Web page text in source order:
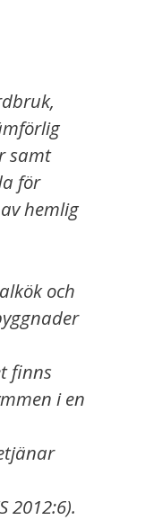
samt
för
hemlig
och
finns
i en
2012:6).